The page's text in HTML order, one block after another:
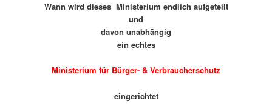
Wann wird dieses Ministerium endlich aufgeteilt
und
davon unabhängig
ein echtes
Ministerium für Bürger- & Verbraucherschutz
eingerichtet